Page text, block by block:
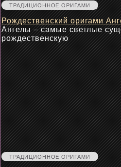
ТРАДИЦИОННОЕ ОРИГАМИ
Рождественский оригами
Ангелы – самые светлые
рождественскую
ТРАДИЦИОННОЕ ОРИГАМИ